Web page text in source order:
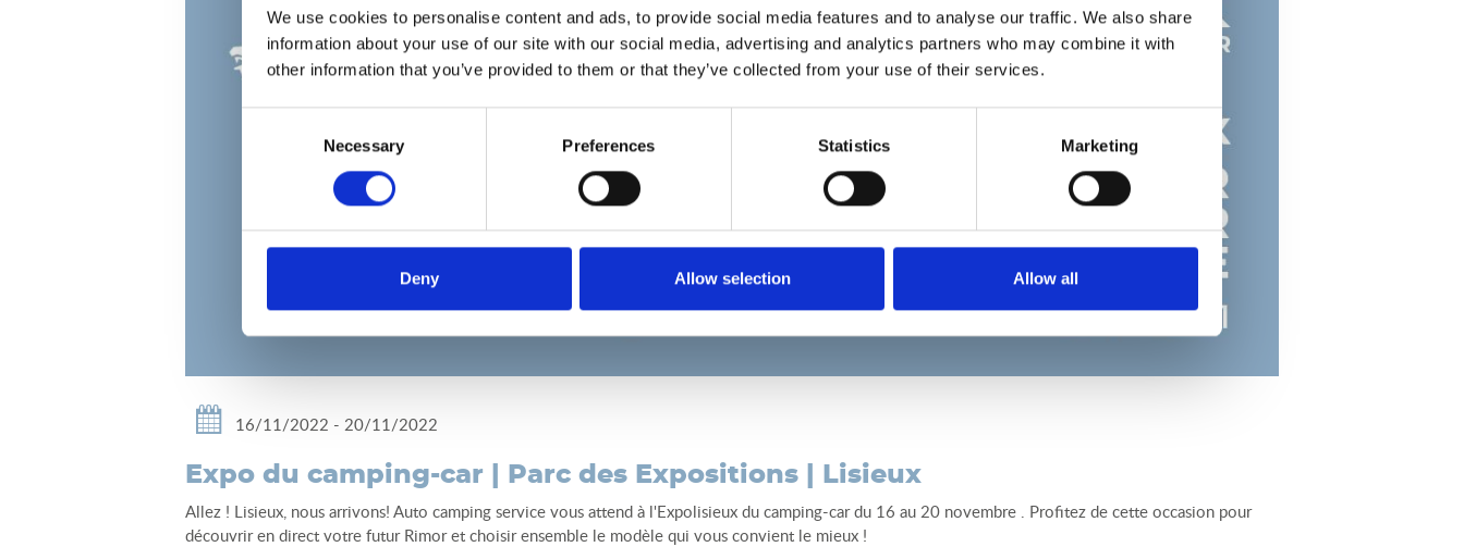
We use cookies to personalise content and ads, to provide social media features and to analyse our traffic. We also share
information about your use of our site with our social media, advertising and analytics partners who may combine it with
other information that you’ve provided to them or that they’ve collected from your use of their services.
Necessary Preferences Statistics Marketing
Deny Allow selection Allow all
16/11/2022 - 20/11/2022
Expo du camping-car | Parc des Expositions | Lisieux
Allez ! Lisieux, nous arrivons! Auto camping service vous attend à l'Expolisieux du camping-car du 16 au 20 novembre . Profitez de cette occasion pour
découvrir en direct votre futur Rimor et choisir ensemble le modèle qui vous convient le mieux !